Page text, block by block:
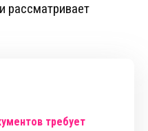
рассматривает
требует